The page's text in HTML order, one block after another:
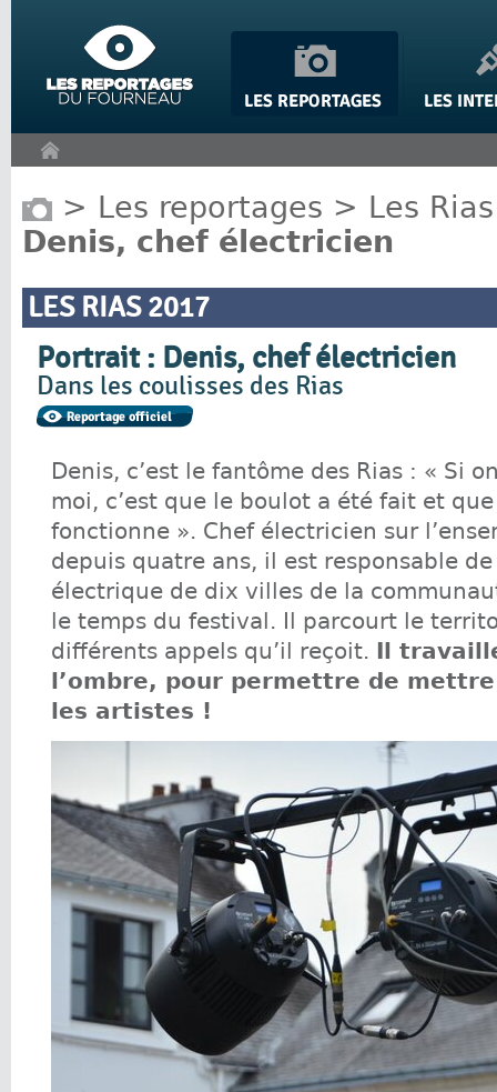
> Les reportages > Les Rias
Denis, chef électricien
LES RIAS 2017
Portrait : Denis, chef électricien
Dans les coulisses des Rias
Denis, c’est le fantôme des Rias : « Si
moi, c’est que le boulot a été fait et
fonctionne ». Chef électricien sur
depuis quatre ans, il est responsable
électrique de dix villes de la
le temps du festival. Il parcourt le
différents appels qu’il reçoit.
Il
l’ombre, pour permettre de
les artistes !